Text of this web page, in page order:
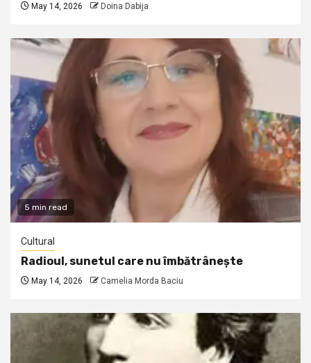
May 14, 2026 Doina Dabija
5 min read
Cultural
Radioul, sunetul care nu îmbătrânește
May 14, 2026 Camelia Morda Baciu